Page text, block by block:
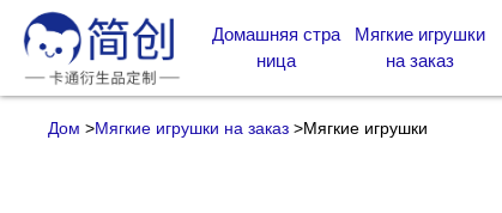
Домашняя стра
ница
Мягкие игрушки
на заказ
Дом >Мягкие игрушки на заказ>Мягкие игрушки